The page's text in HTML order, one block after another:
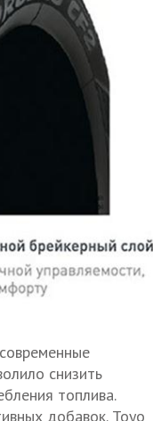
снизить
топлива.
добавок. Toyo